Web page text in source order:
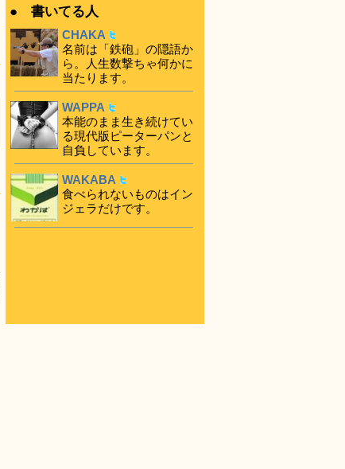
● 書いてる人
CHAKA
名前は「鉄砲」の隠語か
ら。人生数撃ちゃ何かに
当たります。
WAPPA
本能のまま生き続けてい
る現代版ピーターパンと
自負しています。
WAKABA
食べられないものはイン
ジェラだけです。